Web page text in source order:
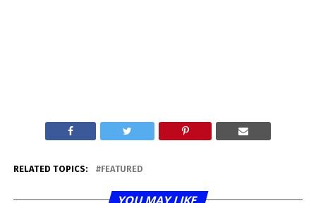
RELATED TOPICS: FEATURED